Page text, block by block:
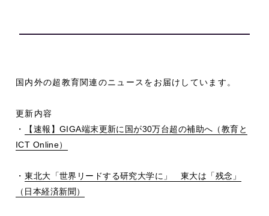
国内外の超教育関連のニュースをお届けしています。
更新内容
・
【速報】 GIGA端末更新に国が30万台超の補助へ（教育と
ICT Online）
・東北大「世界リードする研究大学に」 東大は「残念」
（日本経済新聞）